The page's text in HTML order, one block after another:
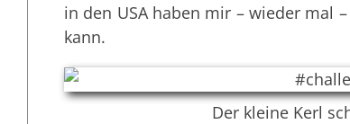
in den USA haben mir – wieder mal
kann.
Der kleine Kerl